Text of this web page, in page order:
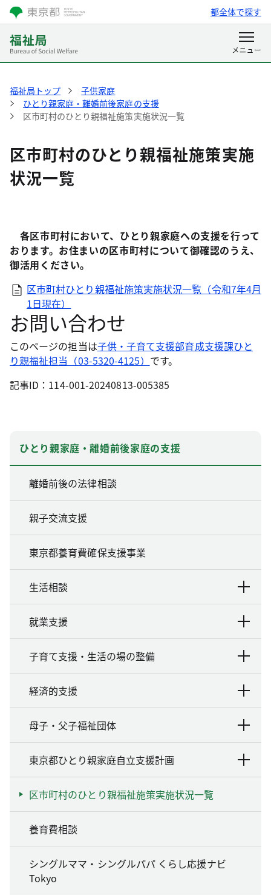
都全体で探す
福祉局トップ
子供家庭
ひとり親家庭・離婚前後家庭の支援
区市町村のひとり親福祉施策実施状況一覧
区市町村のひとり親福祉施策実施
状況一覧
各区市町村において、ひとり親家庭への支援を行って
おります。お住まいの区市町村について御確認のうえ、
御活用ください。
区市町村ひとり親福祉施策実施状況一覧（令和7年4月
1日現在）
お問い合わせ
このページの担当は子供・子育て支援部育成支援課ひと
り親福祉担当（03-5320-4125） です。
記事ID：114-001-20240813-005385
ひとり親家庭・離婚前後家庭の支援
離婚前後の法律相談
親子交流支援
東京都養育費確保支援事業
生活相談
就業支援
子育て支援・生活の場の整備
経済的支援
母子・父子福祉団体
東京都ひとり親家庭自立支援計画
区市町村のひとり親福祉施策実施状況一覧
養育費相談
シングルママ・シングルパパ くらし応援ナビ
Tokyo